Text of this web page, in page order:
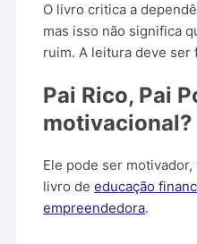
O livro critica a
mas isso não significa
ruim. A leitura deve ser
Pai Rico, Pai
motivacional?
Ele pode ser
livro deeducação
empreendedora.